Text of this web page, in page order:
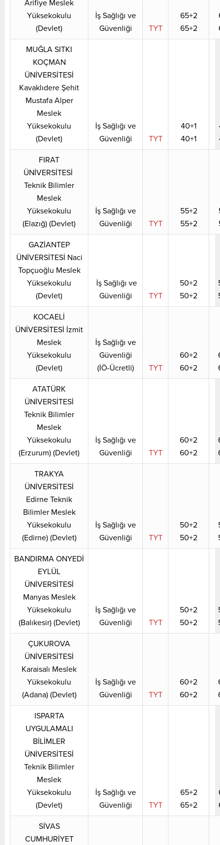
Arifiye Meslek
Yüksekokulu
(Devlet)
İş Sağlığı ve
Güvenliği
TYT
65+2
65+2
MUĞLA SITKI
KOÇMAN
ÜNİVERSİTESİ
Kavaklıdere Şehit
Mustafa Alper
Meslek
Yüksekokulu
(Devlet)
İş Sağlığı ve
Güvenliği
TYT
40+1
40+1
FIRAT
ÜNİVERSİTESİ
Teknik Bilimler
Meslek
Yüksekokulu
(Elazığ) (Devlet)
İş Sağlığı ve
Güvenliği
TYT
55+2
55+2
GAZİANTEP
ÜNİVERSİTESİ Naci
Topçuoğlu Meslek
Yüksekokulu
(Devlet)
İş Sağlığı ve
Güvenliği
TYT
50+2
50+2
KOCAELİ
ÜNİVERSİTESİ İzmit
Meslek
Yüksekokulu
(Devlet)
İş Sağlığı ve
Güvenliği
(İÖ-Ücretli)
TYT
60+2
60+2
ATATÜRK
ÜNİVERSİTESİ
Teknik Bilimler
Meslek
Yüksekokulu
(Erzurum) (Devlet)
İş Sağlığı ve
Güvenliği
TYT
60+2
60+2
TRAKYA
ÜNİVERSİTESİ
Edirne Teknik
Bilimler Meslek
Yüksekokulu
(Edirne) (Devlet)
İş Sağlığı ve
Güvenliği
TYT
50+2
50+2
BANDIRMA ONYEDİ
EYLÜL
ÜNİVERSİTESİ
Manyas Meslek
Yüksekokulu
(Balıkesir) (Devlet)
İş Sağlığı ve
Güvenliği
TYT
50+2
50+2
ÇUKUROVA
ÜNİVERSİTESİ
Karaisalı Meslek
Yüksekokulu
(Adana) (Devlet)
İş Sağlığı ve
Güvenliği
TYT
60+2
60+2
ISPARTA
UYGULAMALI
BİLİMLER
ÜNİVERSİTESİ
Teknik Bilimler
Meslek
Yüksekokulu
(Devlet)
İş Sağlığı ve
Güvenliği
TYT
65+2
65+2
SİVAS
CUMHURİYET